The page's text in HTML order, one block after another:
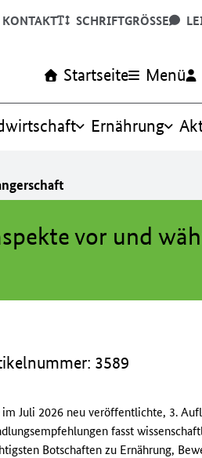
KONTAKT SCHRIFTGRÖSSE
Startseite Menü
Ernährung
vor und
3589
Juli 2026 neu veröffentlichte, 3.
fasst
Botschaften zu Ernährung,